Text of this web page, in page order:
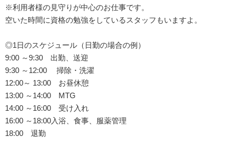
※利用者様の見守りが中心のお仕事です。
空いた時間に資格の勉強をしているスタッフもいますよ。
◎1日のスケジュール（日勤の場合の例）
9:00 ～9:30 出勤、送迎
9:30 ～12:00 掃除・洗濯
12:00～ 13:00 お昼休憩
13:00 ～14:00 MTG
14:00 ～16:00 受け入れ
16:00 ～18:00入浴、食事、服薬管理
18:00 退勤